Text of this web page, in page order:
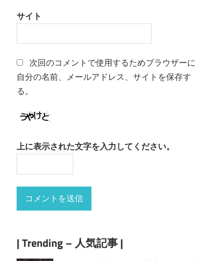
サイト
次回のコメントで使用するためブラウザーに
自分の名前、メールアドレス、サイトを保存す
る。
上に表示された文字を入力してください。
| Trending – 人気記事 |